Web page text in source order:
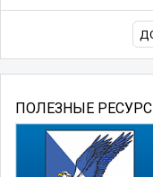
ПОЛЕЗНЫЕ